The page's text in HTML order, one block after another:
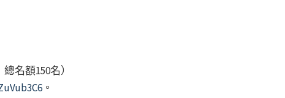
名額150名）
。